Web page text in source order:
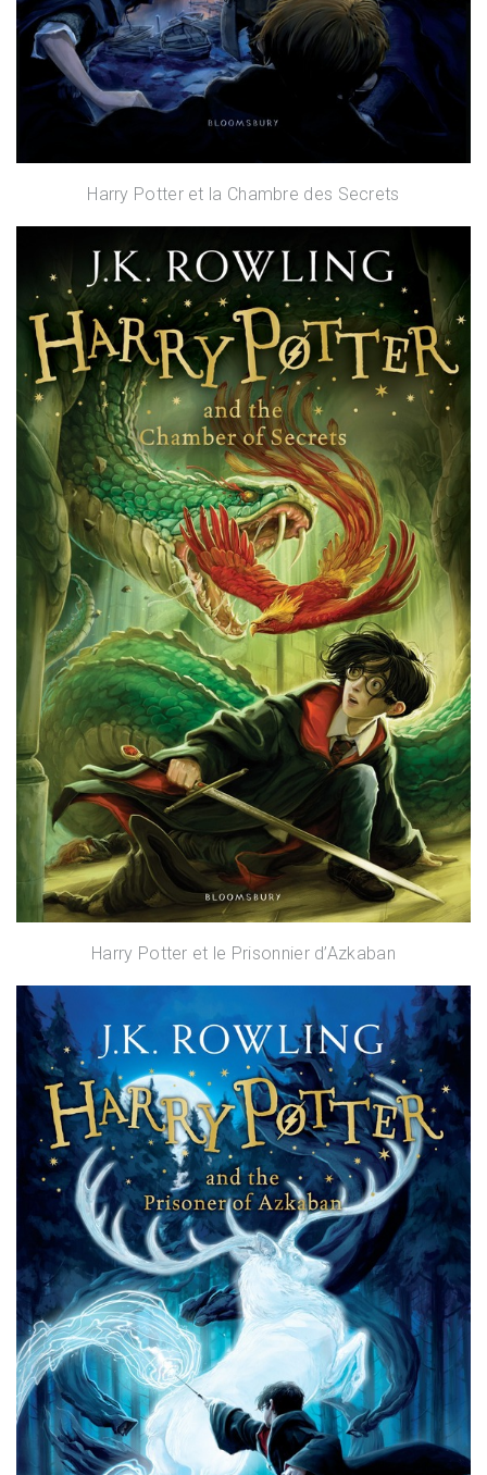
Harry Potter et la Chambre des Secrets
Harry Potter et le Prisonnier d’Azkaban